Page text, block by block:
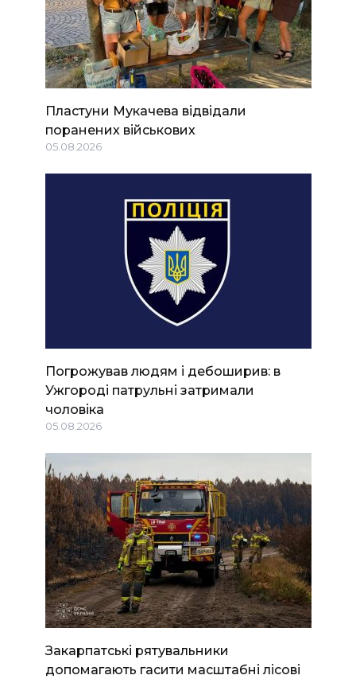
Пластуни Мукачева відвідали
поранених військових
05.08.2026
Погрожував людям і дебоширив: в
Ужгороді патрульні затримали
чоловіка
05.08.2026
Закарпатські рятувальники
допомагають гасити масштабні лісові